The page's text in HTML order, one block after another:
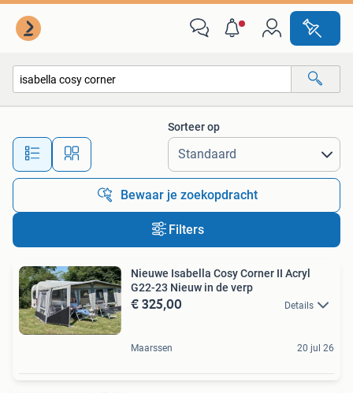
Alle afstanden…
Sorteer op
Bewaar je zoekopdracht
Filters
Nieuwe Isabella Cosy Corner II Acryl
G22-23 Nieuw in de verp
€ 325,00 Details
Maarssen 20 jul 26